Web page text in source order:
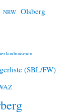
NRW Olsberg
(SBL/FW)